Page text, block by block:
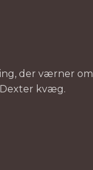
der værner om
kvæg.